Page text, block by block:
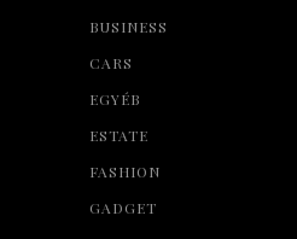
BUSINESS
CARS
EGYÉB
ESTATE
FASHION
GADGET